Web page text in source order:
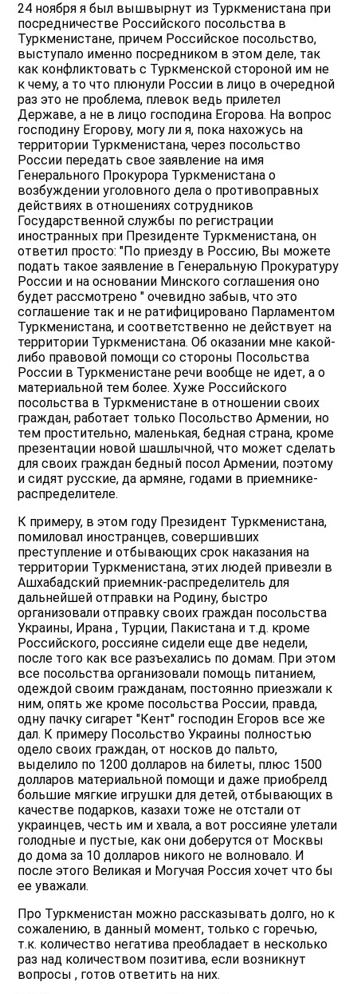
24 ноября я был вышвырнут из Туркменистана при
посредничестве Российского посольства в
Туркменистане, причем Российское посольство,
выступало именно посредником в этом деле, так
как конфликтовать с Туркменской стороной им не
к чему, а то что плюнули России в лицо в очередной
раз это не проблема, плевок ведь прилетел
Державе, а не в лицо господина Егорова. На вопрос
господину Егорову, могу ли я, пока нахожусь на
территории Туркменистана, через посольство
России передать свое заявление на имя
Генерального Прокурора Туркменистана о
возбуждении уголовного дела о противоправных
действиях в отношениях сотрудников
Государственной службы по регистрации
иностранных при Президенте Туркменистана, он
ответил просто: "По приезду в Россию, Вы можете
подать такое заявление в Генеральную Прокуратуру
России и на основании Минского соглашения оно
будет рассмотрено " очевидно забыв, что это
соглашение так и не ратифицировано Парламентом
Туркменистана, и соответственно не действует на
территории Туркменистана. Об оказании мне какой-
либо правовой помощи со стороны Посольства
России в Туркменистане речи вообще не идет, а о
материальной тем более. Хуже Российского
посольства в Туркменистане в отношении своих
граждан, работает только Посольство Армении, но
тем простительно, маленькая, бедная страна, кроме
презентации новой шашлычной, что может сделать
для своих граждан бедный посол Армении, поэтому
и сидят русские, да армяне, годами в приемнике-
распределителе.
К примеру, в этом году Президент Туркменистана,
помиловал иностранцев, совершивших
преступление и отбывающих срок наказания на
территории Туркменистана, этих людей привезли в
Ашхабадский приемник-распределитель для
дальнейшей отправки на Родину, быстро
организовали отправку своих граждан посольства
Украины, Ирана , Турции, Пакистана и т.д. кроме
Российского, россияне сидели еще две недели,
после того как все разъехались по домам. При этом
все посольства организовали помощь питанием,
одеждой своим гражданам, постоянно приезжали к
ним, опять же кроме посольства России, правда,
одну пачку сигарет "Кент" господин Егоров все же
дал. К примеру Посольство Украины полностью
одело своих граждан, от носков до пальто,
выделило по 1200 долларов на билеты, плюс 1500
долларов материальной помощи и даже приобрелд
большие мягкие игрушки для детей, отбывающих в
качестве подарков, казахи тоже не отстали от
украинцев, честь им и хвала, а вот россияне улетали
голодные и пустые, как они доберутся от Москвы
до дома за 10 долларов никого не волновало. И
после этого Великая и Могучая Россия хочет что бы
ее уважали.
Про Туркменистан можно рассказывать долго, но к
сожалению, в данный момент, только с горечью,
т.к. количество негатива преобладает в несколько
раз над количеством позитива, если возникнут
вопросы , готов ответить на них.